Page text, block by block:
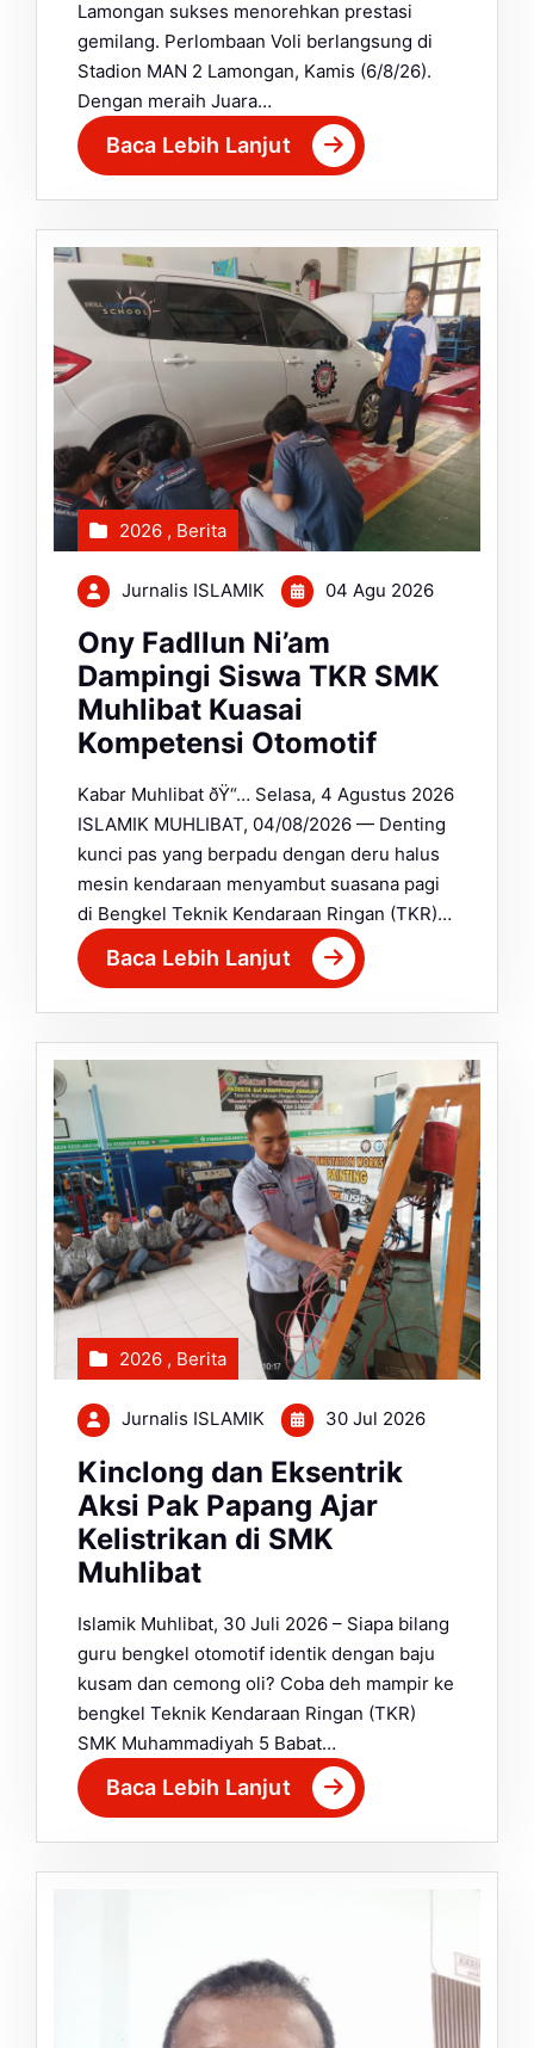
Lamongan sukses menorehkan prestasi
gemilang. Perlombaan Voli berlangsung di
Stadion MAN 2 Lamongan, Kamis (6/8/26).
Dengan meraih Juara…
Baca Lebih Lanjut
2026 , Berita
Jurnalis ISLAMIK 04 Agu 2026
Ony Fadllun Ni’am
Dampingi Siswa TKR SMK
Muhlibat Kuasai
Kompetensi Otomotif
Kabar Muhlibat ðŸ“… Selasa, 4 Agustus 2026
ISLAMIK MUHLIBAT, 04/08/2026 — Denting
kunci pas yang berpadu dengan deru halus
mesin kendaraan menyambut suasana pagi
di Bengkel Teknik Kendaraan Ringan (TKR)…
Baca Lebih Lanjut
2026 , Berita
Jurnalis ISLAMIK 30 Jul 2026
Kinclong dan Eksentrik
Aksi Pak Papang Ajar
Kelistrikan di SMK
Muhlibat
Islamik Muhlibat, 30 Juli 2026 – Siapa bilang
guru bengkel otomotif identik dengan baju
kusam dan cemong oli? Coba deh mampir ke
bengkel Teknik Kendaraan Ringan (TKR)
SMK Muhammadiyah 5 Babat…
Baca Lebih Lanjut